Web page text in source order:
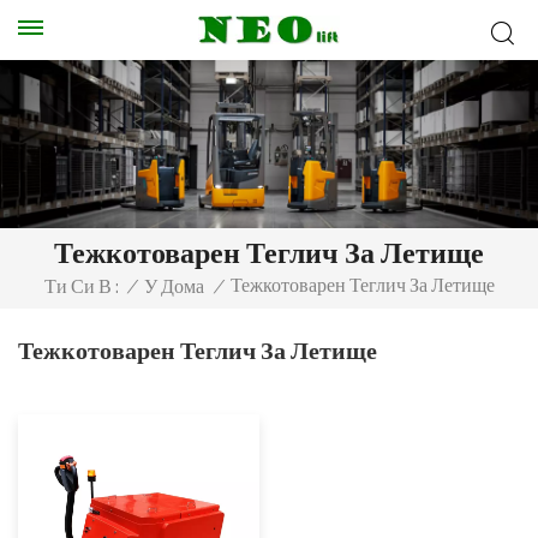
Тежкотоварен Теглич За Летище
Ти Си В : / У Дома / Тежкотоварен Теглич За Летище
Тежкотоварен Теглич За Летище